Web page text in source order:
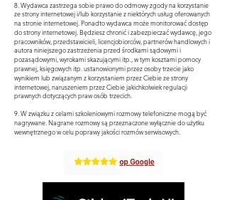
8. Wydawca zastrzega sobie prawo do odmowy zgody na korzystanie
ze strony internetowej i/lub korzystanie z niektórych usług oferowanych
na stronie internetowej. Ponadto wydawca może monitorować dostęp
do strony internetowej. Będziesz chronić i zabezpieczać wydawcę, jego
pracowników, przedstawicieli, licencjobiorców, partnerów handlowych i
autora niniejszego zastrzeżenia przed środkami sądowymi i
pozasądowymi, wyrokami skazującymi itp., w tym kosztami pomocy
prawnej, księgowych itp. ustanowionymi przez osoby trzecie jako
wynikiem lub związanym z korzystaniem przez Ciebie ze strony
internetowej, naruszeniem przez Ciebie jakichkolwiek regulacji
prawnych dotyczących praw osób trzecich.
9. W związku z celami szkoleniowymi rozmowy telefoniczne mogą być
nagrywane. Nagrane rozmowy są przeznaczone wyłącznie do użytku
wewnętrznego w celu poprawy jakości rozmów serwisowych.